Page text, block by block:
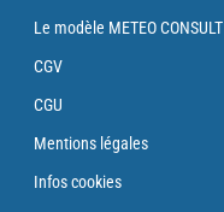
Le modèle METEO CONSULT
CGV
CGU
Mentions légales
Infos cookies